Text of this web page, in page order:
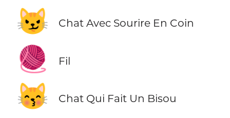
😼 Chat Avec Sourire En Coin
🧶 Fil
😽 Chat Qui Fait Un Bisou